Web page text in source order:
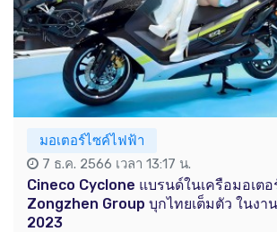
มอเตอร์ไซค์ไฟฟ้า
7 ธ.ค. 2566 เวลา 13:17 น.
Cineco Cyclone แบรนด์ในเครือมอเต
Zongzhen Group บุกไทยเต็มตัว ในงา
2023